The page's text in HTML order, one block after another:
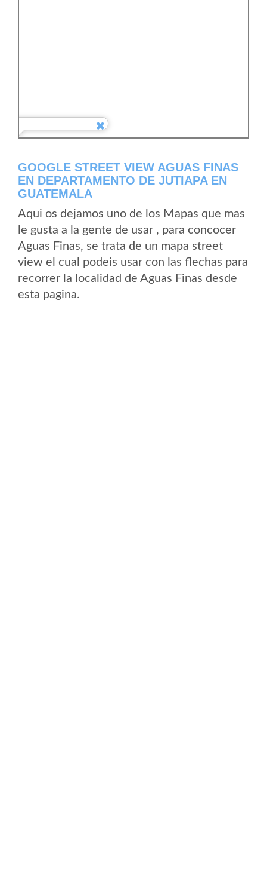
GOOGLE STREET VIEW AGUAS FINAS
EN DEPARTAMENTO DE JUTIAPA EN
GUATEMALA
Aqui os dejamos uno de los Mapas que mas
le gusta a la gente de usar , para concocer
Aguas Finas, se trata de un mapa street
view el cual podeis usar con las flechas para
recorrer la localidad de Aguas Finas desde
esta pagina.